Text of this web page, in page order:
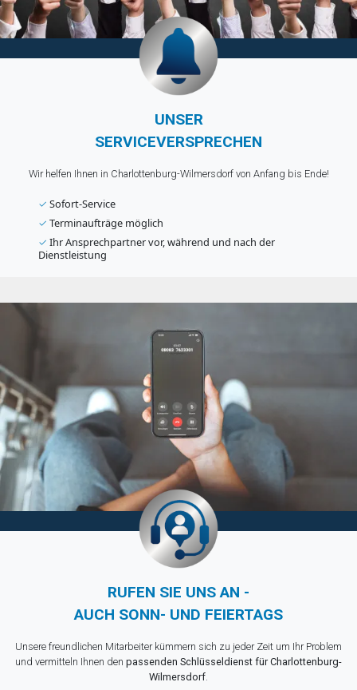
UNSER
SERVICEVERSPRECHEN
Wir helfen Ihnen in Charlottenburg-Wilmersdorf von Anfang bis Ende!
✓ Sofort-Service
✓ Terminaufträge möglich
✓ Ihr Ansprechpartner vor, während und nach der
Dienstleistung
RUFEN SIE UNS AN -
AUCH SONN- UND FEIERTAGS
Unsere freundlichen Mitarbeiter kümmern sich zu jeder Zeit um Ihr Problem
und vermitteln Ihnen den passenden Schlüsseldienst für Charlottenburg-
Wilmersdorf.